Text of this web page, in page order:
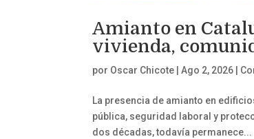
Amianto en
vivienda,
por Oscar Chicote |Ago 2, 2026
La presencia de amianto en
pública, seguridad laboral y
dos décadas, todavía permanece...